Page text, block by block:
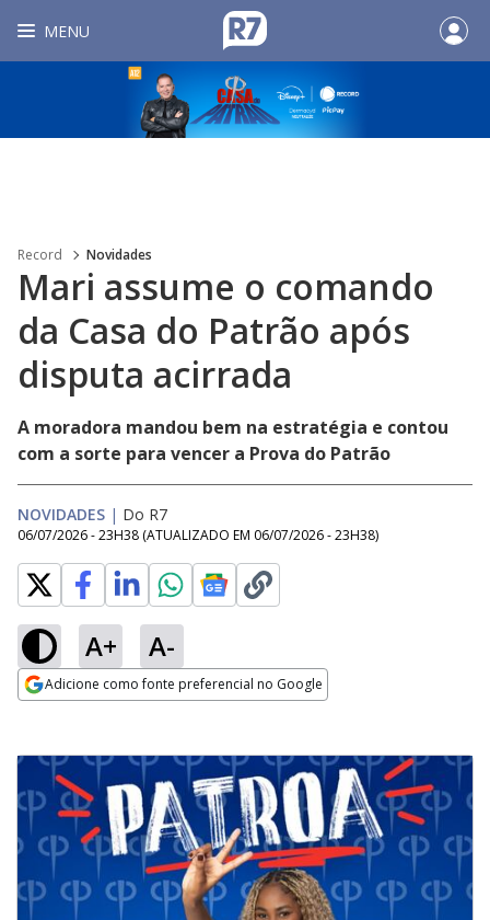
MENU
Record Novidades
Mari assume o comando
da Casa do Patrão após
disputa acirrada
A moradora mandou bem na estratégia e contou
com a sorte para vencer a Prova do Patrão
NOVIDADES | Do R7
06/07/2026 - 23H38 (ATUALIZADO EM 06/07/2026 - 23H38)
A+ A-
Adicione como fonte preferencial no Google